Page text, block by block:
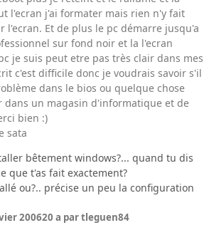
l'ecran j'ai formater mais rien n'y fait
l'ecran. Et de plus le pc démarre jusqu'a
sur fond noir et la l'ecran
je suis peut etre pas très clair dans mes
c'est difficile donc je voudrais savoir s'il
dans le bios ou quelque chose
dans un magasin d'informatique et de
bien :)
sata
bêtement windows?... quand tu dis
que t'as fait exactement?
ou?.. précise un peu la configuration
200620 a par tleguen84